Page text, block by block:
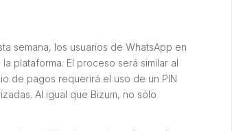
semana, los usuarios de WhatsApp en
plataforma. El proceso será similar al
de pagos requerirá el uso de un PIN
Al igual que Bizum, no sólo